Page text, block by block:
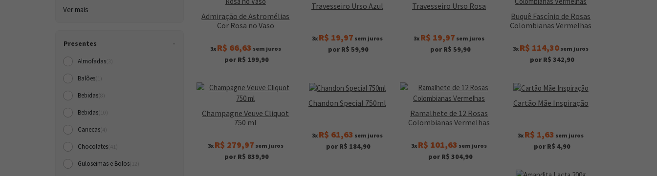
Ver mais
Presentes
Almofadas
Balões
Bebidas
Bebidas
Canecas
Chocolates
Guloseimas e Bolos
Admiração de Astromélias
Cor Rosa no Vaso
3x R$ 66,63 sem juros
por R$ 199,90
Travesseiro Urso Azul
3x R$ 19,97 sem juros
por R$ 59,90
Travesseiro Urso Rosa
3x R$ 19,97 sem juros
por R$ 59,90
Buquê Fascínio de Rosas
Colombianas Vermelhas
3x R$ 114,30 sem juros
por R$ 342,90
Champagne Veuve Cliquot
750 ml
3x R$ 279,97 sem juros
por R$ 839,90
Chandon Special 750ml
3x R$ 61,63 sem juros
por R$ 184,90
Ramalhete de 12 Rosas
Colombianas Vermelhas
3x R$ 101,63 sem juros
por R$ 304,90
Cartão Mãe Inspiração
3x R$ 1,63 sem juros
por R$ 4,90